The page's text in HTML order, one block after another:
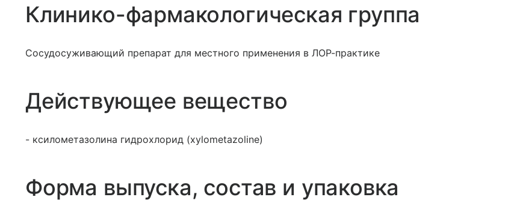
Клинико-фармакологическая группа
Сосудосуживающий препарат для местного применения в ЛОР-практике
Действующее вещество
- ксилометазолина гидрохлорид (xylometazoline)
Форма выпуска, состав и упаковка